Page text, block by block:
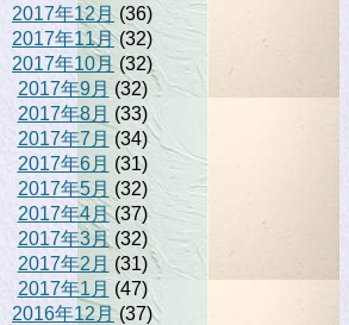
2017年12月(36)
2017年11月(32)
2017年10月 (32)
2017年9月 (32)
2017年8月 (33)
2017年7月 (34)
2017年6月 (31)
2017年5月 (32)
2017年4月(37)
2017年3月(32)
2017年2月 (31)
2017年1月 (47)
2016年12月 (37)